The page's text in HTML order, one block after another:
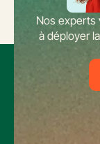
Nos experts
à déployer